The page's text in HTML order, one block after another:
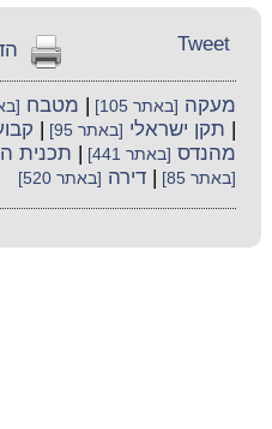
Tweet
מעקה [באתר 105] מטבח
תקן ישראלי [באתר 95]
מהנדס [באתר 441] תכנית
[באתר 85] |דירה [באתר 520]